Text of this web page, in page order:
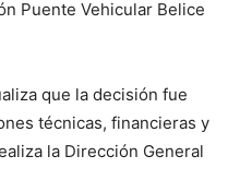
Puente Vehicular Belice
que la decisión fue
técnicas, financieras y
la Dirección General